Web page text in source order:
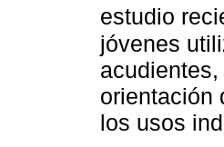
estudio
jóvenes
orientación
los usos